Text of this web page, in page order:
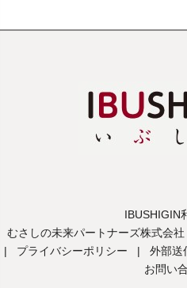
IBUSHIGIN
むさしの未来パートナーズ株式会
|
プライバシーポリシー | 外部送
お問い